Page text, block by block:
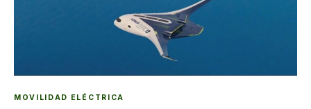
MOVILIDAD ELÉCTRICA